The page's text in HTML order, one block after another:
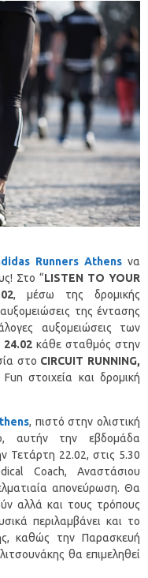
Runners Athens να
Στο “LISTEN TO YOUR
, μέσω της δρομικής
της έντασης
αυξομειώσεις των
κάθε σταθμός στην
στο CIRCUIT RUNNING,
στοιχεία και δρομική
, πιστό στην ολιστική
αυτήν την εβδομάδα
Τετάρτη 22.02, στις 5.30
Coach, Αναστάσιου
απονεύρωση. Θα
αλλά και τους τρόπους
περιλαμβάνει και το
καθώς την Παρασκευή
θα επιμεληθεί